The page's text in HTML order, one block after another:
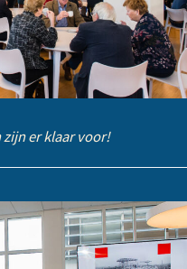
zijn er klaar voor!